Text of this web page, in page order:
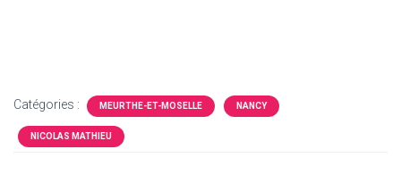
Catégories : MEURTHE-ET-MOSELLE NANCY
NICOLAS MATHIEU